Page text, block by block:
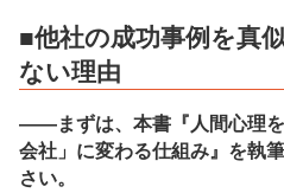
■他社の成功事例を真
ない理由
――まずは、本書『人間心理
会社」に変わる仕組み』を執
さい。